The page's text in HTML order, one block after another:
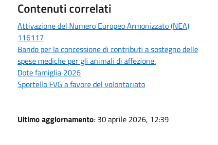
Contenuti correlati
Attivazione del Numero Europeo Armonizzato (NEA)
116117
Bando per la concessione di contributi a sostegno delle
spese mediche per gli animali di affezione.
Dote famiglia 2026
Sportello FVG a favore del volontariato
Ultimo aggiornamento: 30 aprile 2026, 12:39